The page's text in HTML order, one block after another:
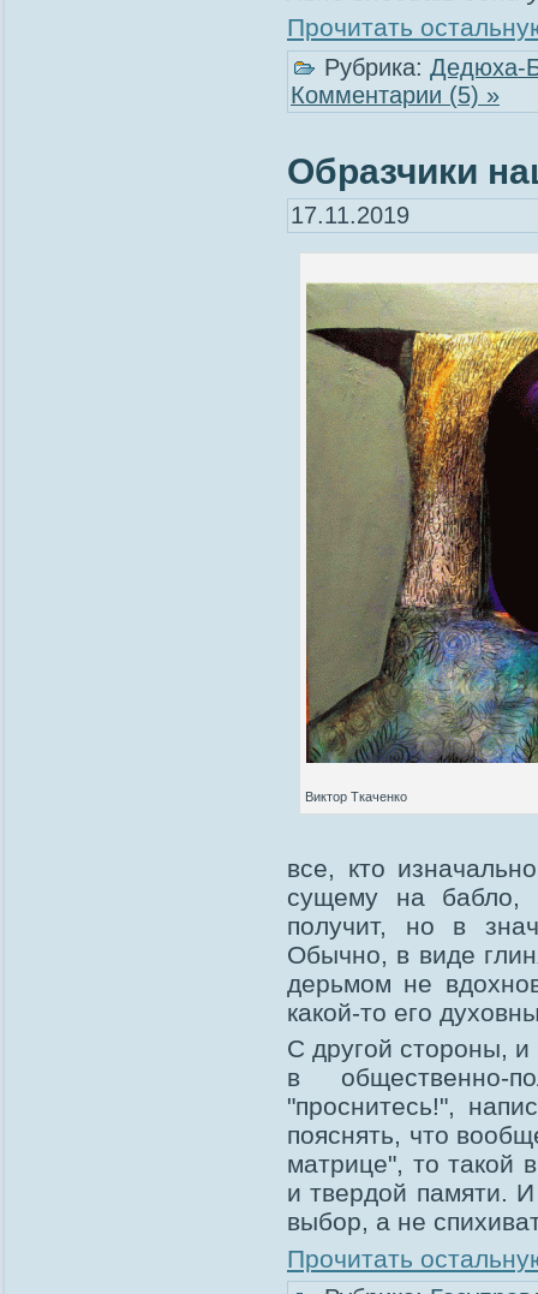
Прочитать
Рубрика: Дедюха-
Комментарии (5) »
Образчики
17.11.2019
Виктор Ткаченко
все, кто
сущему на бабло,
получит, но в
Обычно, в виде
дерьмом не
какой-то его
С другой стороны, и
в общественно-
"проснитесь!",
пояснять, что
матрице", то такой
и твердой памяти.
выбор, а не
Прочитать